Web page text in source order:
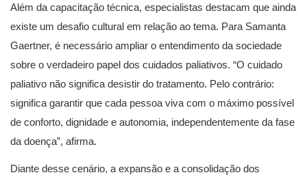
Além da capacitação técnica, especialistas destacam que ainda
existe um desafio cultural em relação ao tema. Para Samanta
Gaertner, é necessário ampliar o entendimento da sociedade
sobre o verdadeiro papel dos cuidados paliativos. “O cuidado
paliativo não significa desistir do tratamento. Pelo contrário:
significa garantir que cada pessoa viva com o máximo possível
de conforto, dignidade e autonomia, independentemente da fase
da doença”, afirma.
Diante desse cenário, a expansão e a consolidação dos